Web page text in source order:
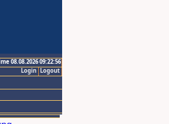
08.08.2026 09:22:56
Logout
Login